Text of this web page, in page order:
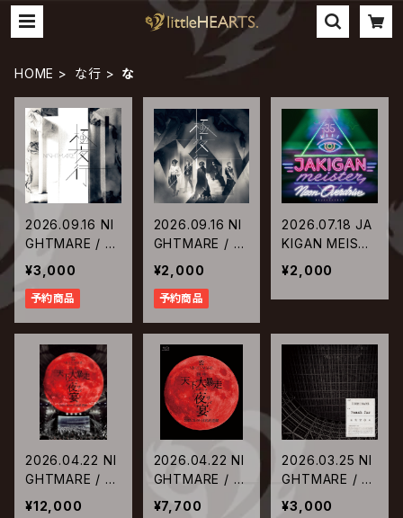
HOME な行 な
2026.09.16 NI
GHTMARE / 極
夜行【限定盤】
¥3,000
予約商品
2026.09.16 NI
GHTMARE / 極
夜行【通常盤】
¥2,000
予約商品
2026.07.18 JA
KIGAN MEISTE
R / Neon Over
drive
¥2,000
2026.04.22 NI
GHTMARE / NI
GHTMARE TO
¥12,000
2026.04.22 NI
GHTMARE / NI
GHTMARE TO
¥7,700
2026.03.25 NI
GHTMARE / R
each for【限定
¥3,000